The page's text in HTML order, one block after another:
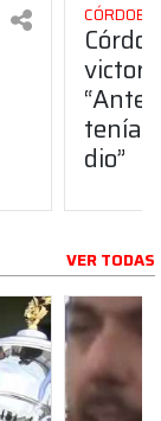
dio”
VER TODAS